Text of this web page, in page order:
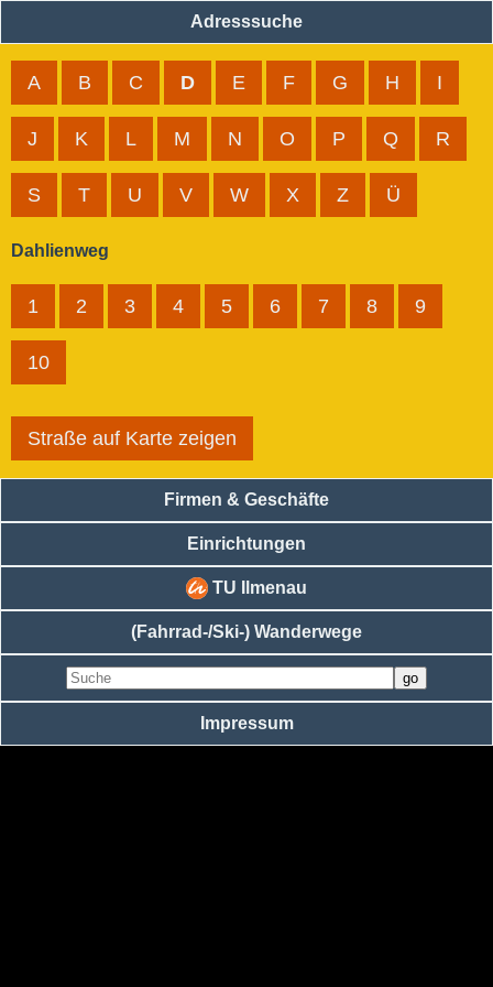
Adresssuche
A B C D E F G H I
J K L M N O P Q R
S T U V W X Z Ü
Dahlienweg
1 2 3 4 5 6 7 8 9
10
Straße auf Karte zeigen
Firmen & Geschäfte
Einrichtungen
TU Ilmenau
(Fahrrad-/Ski-) Wanderwege
Impressum